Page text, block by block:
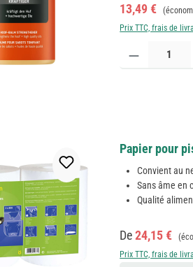
Prix de vente :
13,49 € Prix
Prix TTC, frais de
Quantité de
Papier pour
Convient au
Sans âme en
Qualité
Prix de vente :
De24,15 € Prix
Prix TTC, frais de